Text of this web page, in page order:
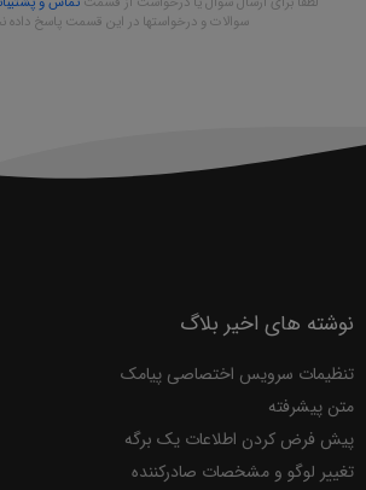
سوالات و درخواستها در این قسمت پاسخ داده
نوشته های اخیر بلاگ
تنظیمات سرویس اختصاصی پیامک
متن پیشرفته
پیش فرض کردن اطلاعات یک برگه
تغییر لوگو و مشخصات صادرکننده